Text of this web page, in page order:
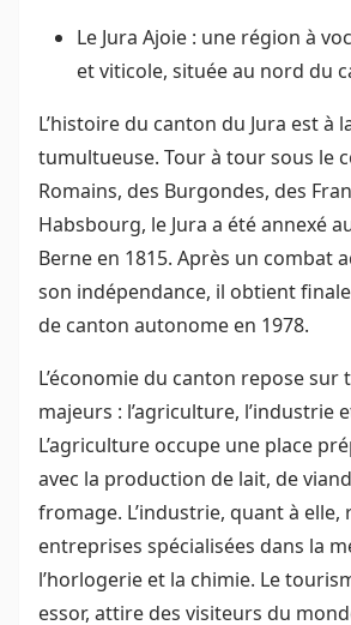
Le Jura Ajoie : une région à
et viticole, située au nord du
L’histoire du canton du Jura est à
tumultueuse. Tour à tour sous le
Romains, des Burgondes, des
Habsbourg, le Jura a été annexé
Berne en 1815. Après un combat
son indépendance, il obtient
de canton autonome en 1978.
L’économie du canton repose sur
majeurs : l’agriculture, l’industrie
L’agriculture occupe une place
avec la production de lait, de
fromage. L’industrie, quant à elle,
entreprises spécialisées dans la
l’horlogerie et la chimie. Le
essor, attire des visiteurs du